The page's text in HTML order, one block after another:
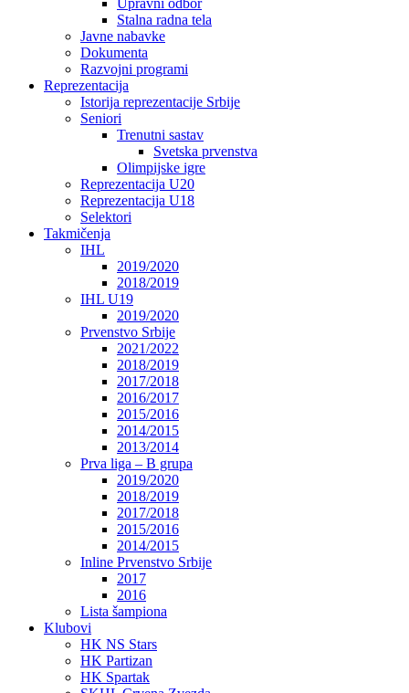
Upravni odbor
Stalna radna tela
Javne nabavke
Dokumenta
Razvojni programi
Reprezentacija
Istorija reprezentacije Srbije
Seniori
Trenutni sastav
Svetska prvenstva
Olimpijske igre
Reprezentacija U20
Reprezentacija U18
Selektori
Takmičenja
IHL
2019/2020
2018/2019
IHL U19
2019/2020
Prvenstvo Srbije
2021/2022
2018/2019
2017/2018
2016/2017
2015/2016
2014/2015
2013/2014
Prva liga – B grupa
2019/2020
2018/2019
2017/2018
2015/2016
2014/2015
Inline Prvenstvo Srbije
2017
2016
Lista šampiona
Klubovi
HK NS Stars
HK Partizan
HK Spartak